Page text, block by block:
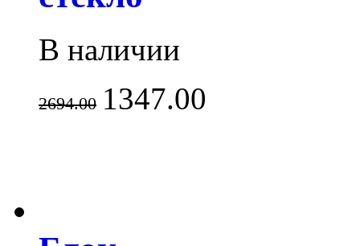
В наличии
2694.00 1347.00